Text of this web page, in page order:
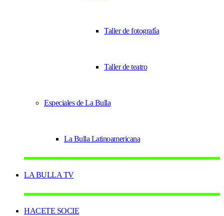
Taller de fotografía
Taller de teatro
Especiales de La Bulla
La Bulla Latinoamericana
LA BULLA TV
HACETE SOCIE